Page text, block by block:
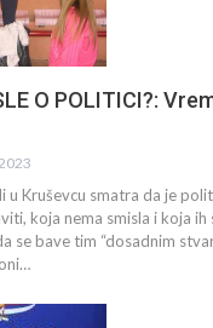
O POLITICI?:
u Kruševcu smatra da je
koja nema smisla i koja ih
se bave tim “dosadnim